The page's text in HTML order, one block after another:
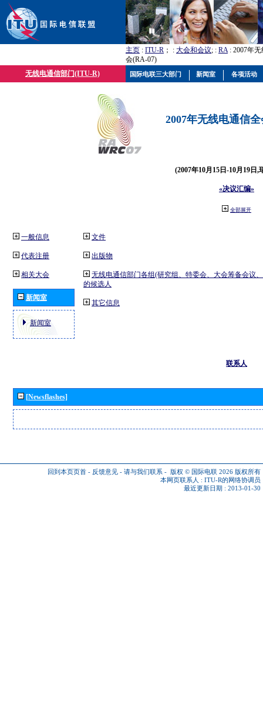
主页 : ITU-R ； : 大会和会议; : RA: 2007年
会(RA-07)
无线电通信部门(ITU-R)
2007年无线电通信
(2007年10月15日-10月19日,
«决议汇编»
全部展开
一般信息
代表注册
相关大会
新闻室
新闻室
文件
出版物
无线电通信部门各组(研究组、特委会、大会筹备会议
的候选人
其它信息
联系人
[Newsflashes]
回到本页页首 - 反馈意见 - 请与我们联系 - 版权 © 国际电联 2026 版权所有
本网页联系人 : ITU-R的网络协调员
最近更新日期 : 2013-01-30
国际电联三大部门 新闻室 各项活动